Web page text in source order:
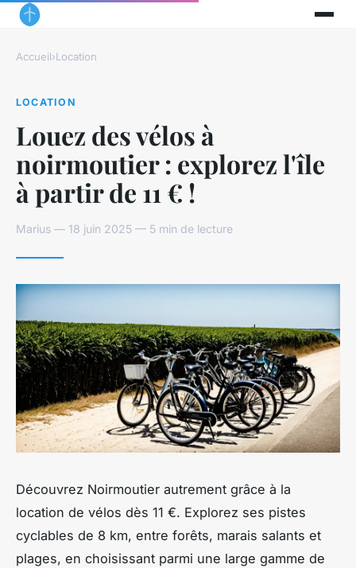
Accueil›Location
LOCATION
Louez des vélos à
noirmoutier : explorez l'île
à partir de 11 € !
Marius — 18 juin 2025 — 5 min de lecture
Découvrez Noirmoutier autrement grâce à la
location de vélos dès 11 €. Explorez ses pistes
cyclables de 8 km, entre forêts, marais salants et
plages, en choisissant parmi une large gamme de